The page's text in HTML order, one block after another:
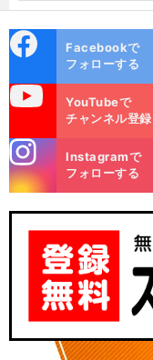
ok
Facebookで
フォローする
YouTubeで
チャンネル登録
m
Instagramで
フォローする